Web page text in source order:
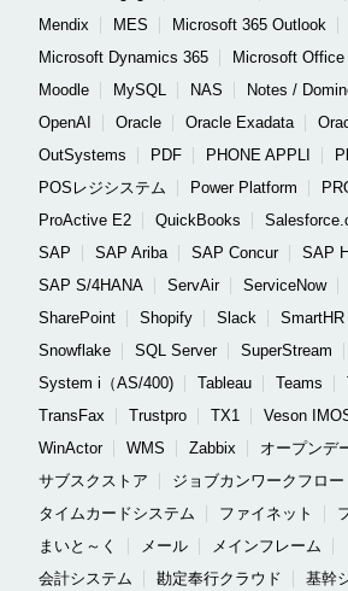
Mendix
MES Microsoft 365 Outlook
Microsoft Dynamics 365
Microsoft Office
Moodle
MySQL NAS Notes /
OpenAI
Oracle Oracle Exadata
OutSystems
PDF PHONE APPLI
POSレジシステム
Power Platform
ProActive E2
QuickBooks
SAP
SAP Ariba SAP Concur
SAP
SAP S/4HANA
ServAir ServiceNow
SharePoint
Shopify Slack SmartHR
Snowflake
SQL Server SuperStream
System i（AS/400)
Tableau Teams
TransFax
Trustpro TX1 Veson
WinActor
WMS Zabbix
オープンデ
サブスクストア
ジョブカンワークフロー
タイムカードシステム
ファイネット
まいと～く
メール メインフレーム
会計システム
勘定奉行クラウド
基幹